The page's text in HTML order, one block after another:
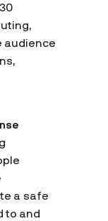
audience
a safe
to and